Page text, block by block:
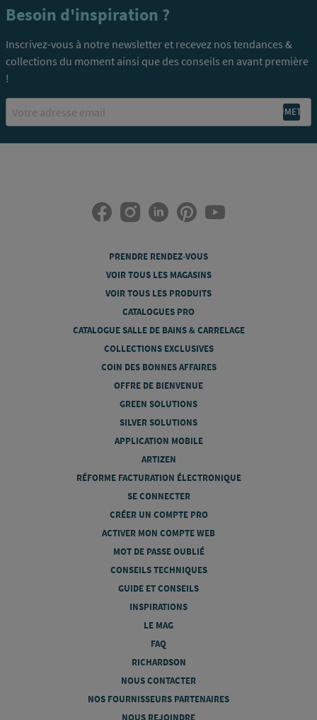
Besoin d'inspiration ?
Inscrivez-vous à notre newsletter et recevez nos tendances &
collections du moment ainsi que des conseils en avant première
!
Email
PRENDRE RENDEZ-VOUS
VOIR TOUS LES MAGASINS
VOIR TOUS LES PRODUITS
CATALOGUES PRO
CATALOGUE SALLE DE BAINS & CARRELAGE
COLLECTIONS EXCLUSIVES
COIN DES BONNES AFFAIRES
OFFRE DE BIENVENUE
GREEN SOLUTIONS
SILVER SOLUTIONS
APPLICATION MOBILE
ARTIZEN
RÉFORME FACTURATION ÉLECTRONIQUE
SE CONNECTER
CRÉER UN COMPTE PRO
ACTIVER MON COMPTE WEB
MOT DE PASSE OUBLIÉ
CONSEILS TECHNIQUES
GUIDE ET CONSEILS
INSPIRATIONS
LE MAG
FAQ
RICHARDSON
NOUS CONTACTER
NOS FOURNISSEURS PARTENAIRES
NOUS REJOINDRE